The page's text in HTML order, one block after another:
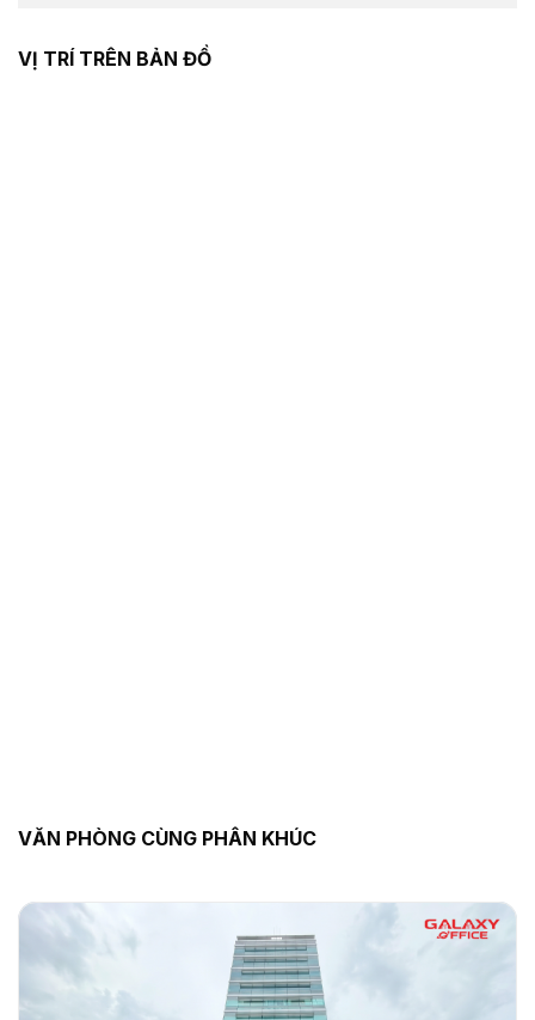
VỊ TRÍ TRÊN BẢN ĐỒ
VĂN PHÒNG CÙNG PHÂN KHÚC